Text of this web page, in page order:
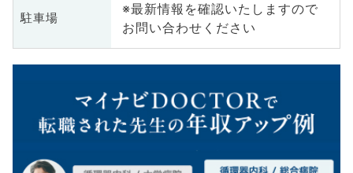
駐車場
※最新情報を確認いたしますので
お問い合わせください